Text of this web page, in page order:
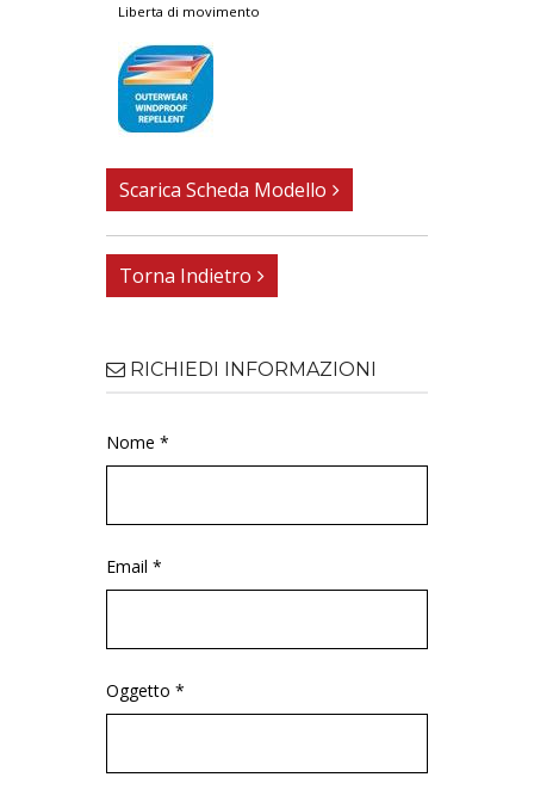
liberta di movimento
Scarica Scheda Modello
Torna Indietro
RICHIEDI INFORMAZIONI
Nome *
Email *
Oggetto *